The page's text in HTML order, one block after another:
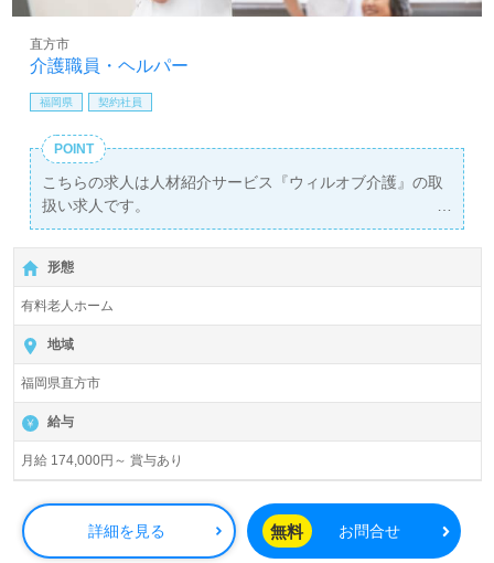
介護職員・ヘルパー
直方市
福岡県 契約社員
POINT
こちらの求人は人材紹介サービス『ウィルオブ介護』の取
扱い求人です。
詳細に関してお気軽にご相談ください♪
【無料】で皆さんの転職活動をサポートいたします。
形態
有料老人ホーム
地域
福岡県直方市
給与
月給 174,000円～ 賞与あり
詳細を見る 無料 お問合せ